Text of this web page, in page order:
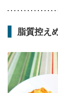
脂質控え